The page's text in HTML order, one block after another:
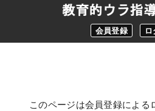
会員登録
このページは会員登録による